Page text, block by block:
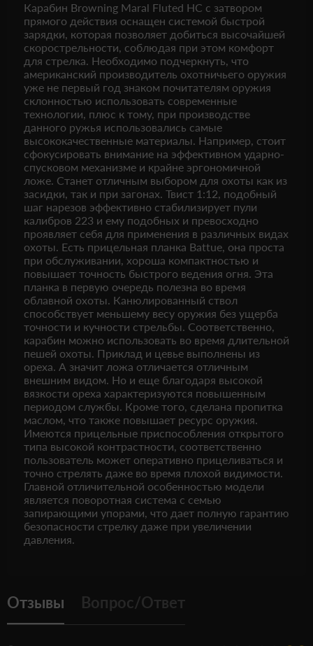
Карабин Browning Maral Fluted HC с затвором
прямого действия оснащен системой быстрой
зарядки, которая позволяет добиться высочайшей
скорострельности, соблюдая при этом комфорт
для стрелка. Необходимо подчеркнуть, что
американский производитель охотничьего оружия
уже не первый год знаком почитателям оружия
склонностью использовать современные
технологии, плюс к тому, при производстве
данного ружья использовались самые
высококачественные материалы. Например, стоит
сфокусировать внимание на эффективном ударно-
спусковом механизме и крайне эргономичной
ложе. Станет отличным выбором для охоты как из
засидки, так и при загонах. Твист 1:12, подобный
шаг нарезов эффективно стабилизирует пули
калибров 223 и ему подобных и превосходно
проявляет себя для применения в различных видах
охоты. Есть прицельная планка Battue, она проста
при обслуживании, хороша компактностью и
повышает точность быстрого ведения огня. Эта
планка в первую очередь полезна во время
облавной охоты. Канюлированный ствол
способствует меньшему весу оружия без ущерба
точности и кучности стрельбы. Соответственно,
карабин можно использовать во время длительной
пешей охоты. Приклад и цевье выполнены из
ореха. А значит ложа отличается отличным
внешним видом. Но и еще благодаря высокой
вязкости ореха характеризуются повышенным
периодом службы. Кроме того, сделана пропитка
маслом, что также повышает ресурс оружия.
Имеются прицельные приспособления открытого
типа высокой контрастности, соответственно
пользователь может оперативно прицеливаться и
точно стрелять даже во время плохой видимости.
Главной отличительной особенностью модели
является поворотная система с семью
запирающими упорами, что дает полную гарантию
безопасности стрелку даже при увеличении
давления.
Отзывы Вопрос/Ответ